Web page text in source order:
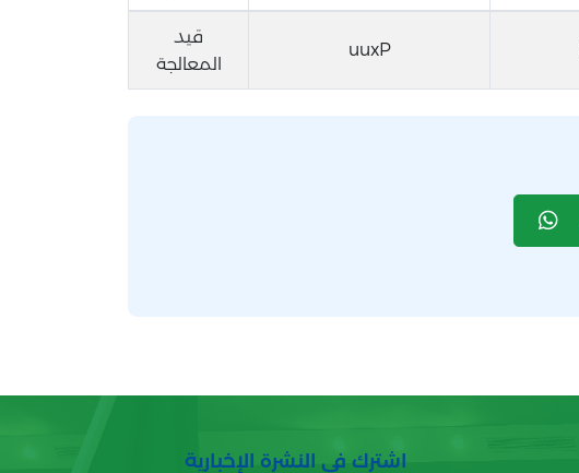
uuxP
قيد
المعالجة
اشترك في النشرة الإخبارية